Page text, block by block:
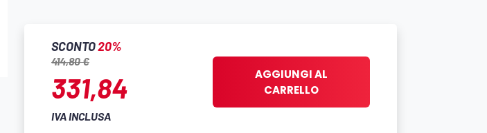
SCONTO20%
414,80 €
331,84
IVA INCLUSA
AGGIUNGI AL
CARRELLO